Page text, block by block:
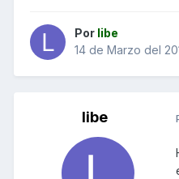
Por libe
14 de Marzo del
libe